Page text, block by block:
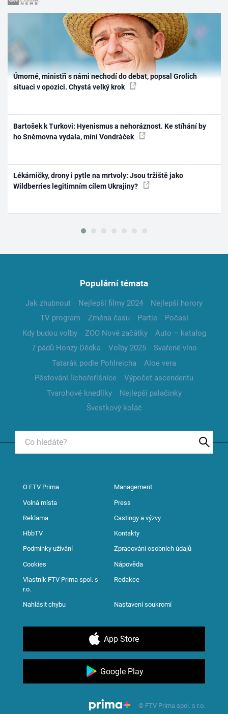
Úmorné, ministři s námi nechodí do debat, popsal Grolich
situaci v opozici. Chystá velký krok
Bartošek k Turkovi: Hyenismus a nehoráznost. Ke stíhání by
ho Sněmovna vydala, míní Vondráček
Lékárničky, drony i pytle na mrtvoly: Jsou tržiště jako
Wildberries legitimním cílem Ukrajiny?
Populární témata
Jak zhubnout Nejlepší filmy 2024
Nejlepší horory
TV program
Změna času Partie
Počasí
Kdy budou volby
ZOO Nové začátky
Auto – katalog
7 pádů Honzy Dědka
Volby 2025
Svařené víno
Tatarák podle Pohlreicha
Aloe vera
Pěstování lichořeřišnice
Výpočet ascendentu
Tvarohové knedlíky
Nejlepší palačinky
Švestkový koláč
O FTV Prima Management
Volná místa Press
Reklama Castingy a výzvy
HbbTV Kontakty
Podmínky užívání Zpracování osobních údajů
Cookies Nápověda
Vlastník FTV Prima spol. s
r.o.
Redakce
Nahlásit chybu Nastavení soukromí
App Store
Google Play
© FTV Prima spol. s r.o.